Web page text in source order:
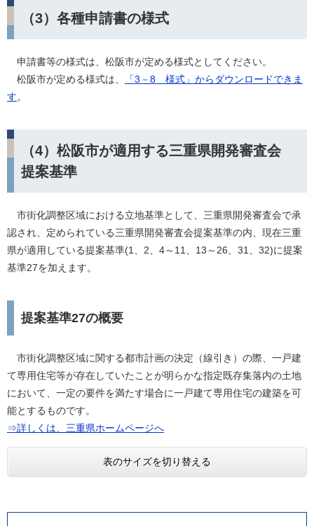
（3）各種申請書の様式
申請書等の様式は、松阪市が定める様式としてください。
松阪市が定める様式は、
「3－8 様式」からダウンロードできま
す。
（4）松阪市が適用する三重県開発審査会
提案基準
市街化調整区域における立地基準として、三重県開発審査会で承
認され、定められている三重県開発審査会提案基準の内、現在三重
県が適用している提案基準(1、2、4～11、13～26、31、32)に提案
基準27を加えます。
提案基準27の概要
市街化調整区域に関する都市計画の決定（線引き）の際、一戸建
て専用住宅等が存在していたことが明らかな指定既存集落内の土地
において、一定の要件を満たす場合に一戸建て専用住宅の建築を可
能とするものです。
⇒詳しくは、三重県ホームページへ
表のサイズを切り替える